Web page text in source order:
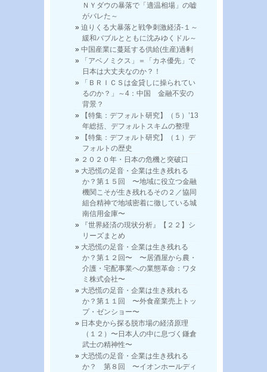
ＮＹダウの暴落で「適温相場」の嘘
がバレた～
迫りくる大暴落と戦争刺激経済-１～
緩和バブルとともに沈みゆくドル～
中国産業に蔓延する供給(生産)過剰
「アベノミクス」＝「カネ優先」で
日本は大丈夫なのか？！
「ＢＲＩＣＳは金貸しに操られてい
るのか？」～4：中国 金融不安の
背景？
【特集：デフォルト研究】（５）’13
年総括、デフォルトスキムの整理
【特集：デフォルト研究】（１）デ
フォルトの歴史
２０２０年・日本の危機と突破口
大恐慌の足音・企業は生き残れる
か？第１５回 〜地域に役立つ金融
機関こそが生き残れるその２／協同
組合精神で地域密着に徹している城
南信用金庫〜
『世界経済の現状分析』【２２】シ
リーズまとめ
大恐慌の足音・企業は生き残れる
か？第１２回〜 〜居酒屋から農・
介護・宅配事業への業態革命：ワタ
ミ株式会社〜
大恐慌の足音・企業は生き残れる
か？第１１回 〜外食産業売上トッ
プ・ゼンショー〜
日本史から探る脱市場の経済原理
（１２）〜日本人の中に息づく鎌倉
武士の精神性〜
大恐慌の足音・企業は生き残れる
か？ 第８回 〜イオンホールディ